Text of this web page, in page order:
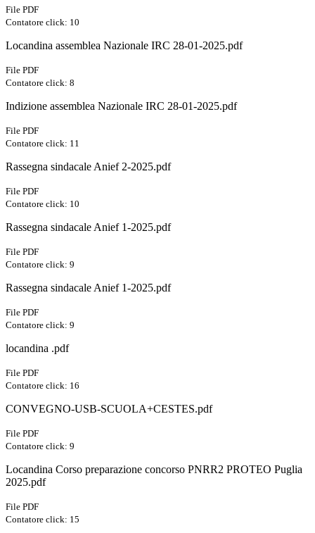
File PDF
Contatore click: 10
Locandina assemblea Nazionale IRC 28-01-2025.pdf
File PDF
Contatore click: 8
Indizione assemblea Nazionale IRC 28-01-2025.pdf
File PDF
Contatore click: 11
Rassegna sindacale Anief 2-2025.pdf
File PDF
Contatore click: 10
Rassegna sindacale Anief 1-2025.pdf
File PDF
Contatore click: 9
Rassegna sindacale Anief 1-2025.pdf
File PDF
Contatore click: 9
locandina .pdf
File PDF
Contatore click: 16
CONVEGNO-USB-SCUOLA+CESTES.pdf
File PDF
Contatore click: 9
Locandina Corso preparazione concorso PNRR2 PROTEO Puglia
2025.pdf
File PDF
Contatore click: 15